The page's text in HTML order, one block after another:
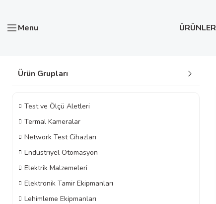
Menu ÜRÜNLER
Ürün Grupları
Test ve Ölçü Aletleri
Termal Kameralar
Network Test Cihazları
Endüstriyel Otomasyon
Elektrik Malzemeleri
Elektronik Tamir Ekipmanları
Lehimleme Ekipmanları